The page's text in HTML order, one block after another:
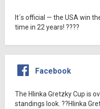
It´s official — the USA win
time in 22 years! ????
Facebook
The Hlinka Gretzky Cup is
standings look. ??Hlinka